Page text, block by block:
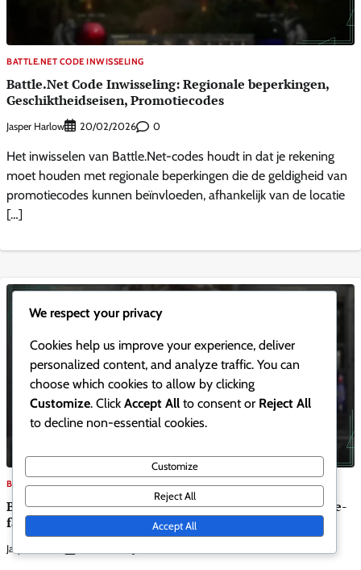
BATTLE.NET CODE INWISSELING
Battle.Net Code Inwisseling: Regionale beperkingen,
Geschiktheidseisen, Promotiecodes
Jasper Harlow 20/02/2026 0
Het inwisselen van Battle.Net-codes houdt in dat je rekening
moet houden met regionale beperkingen die de geldigheid van
promotiecodes kunnen beïnvloeden, afhankelijk van de locatie
[…]
BATTLE.NET CODE INWISSELING
Battle.Net Code Inwisseling: Accountbeveiliging, Twee-
factor authenticatie, Herstelopties
Jasper Harlow
We respect your privacy
Cookies help us improve your experience, deliver
personalized content, and analyze traffic. You can
choose which cookies to allow by clicking
Customize. Click Accept All to consent or Reject All
to decline non-essential cookies.
Customize
Reject All
Accept All